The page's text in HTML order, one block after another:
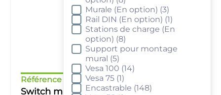
Murale (En option) (3)
Rail DIN (En option) (1)
Stations de charge (En
option) (8)
Support pour montage
mural (5)
Vesa 100 (14)
Vesa 75 (1)
Encastrable (148)
Référence : KEPSWM8
Switch manageable 8 x RJ45